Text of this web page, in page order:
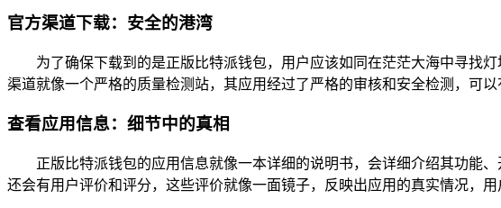
官方渠道下载：安全的港湾
为了确保下载到的是正版比特派钱包，用户应该如同在茫茫大海中寻找
渠道就像一个严格的质量检测站，其应用经过了严格的审核和安全检测，可
查看应用信息：细节中的真相
正版比特派钱包的应用信息就像一本详细的说明书，会详细介绍其功能
还会有用户评价和评分，这些评价就像一面镜子，反映出应用的真实情况，